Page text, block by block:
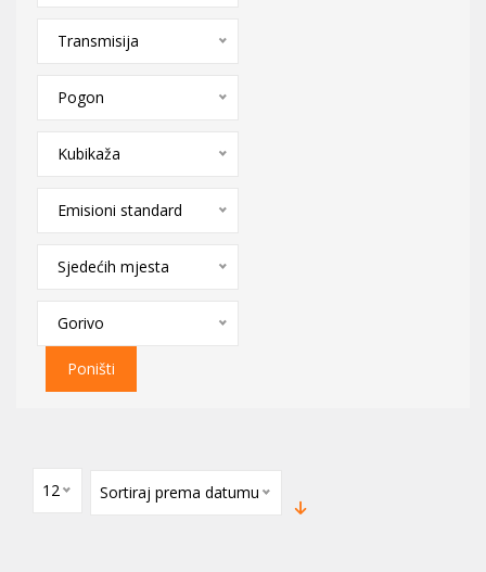
Transmisija
Pogon
Kubikaža
Emisioni standard
Sjedećih mjesta
Gorivo
Poništi
12 Sortiraj prema datumu